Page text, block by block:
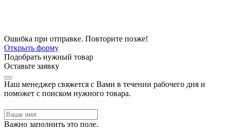
Ошибка при отправке. Повторите позже!
Открыть форму
Подобрать нужный товар
Оставьте заявку
Наш менеджер свяжется с Вами в течении рабочего дня и
поможет с поиском нужного товара.
Важно заполнить это поле.